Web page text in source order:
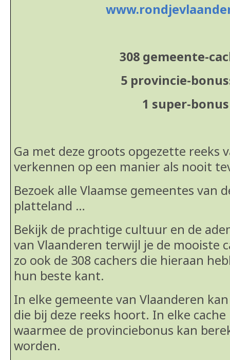
308 gemeente-
5 provincie-
1 super-bonus
Ga met deze groots opgezette reeks
verkennen op een manier als nooit
Bezoek alle Vlaamse gemeentes van
platteland …
Bekijk de prachtige cultuur en de
van Vlaanderen terwijl je de mooiste
zo ook de 308 cachers die hieraan
hun beste kant.
In elke gemeente van Vlaanderen
die bij deze reeks hoort. In elke
waarmee de provinciebonus kan
worden.